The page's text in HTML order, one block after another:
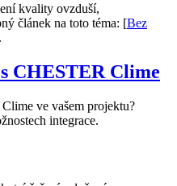
kvality ovzduší,
článek na toto téma: [Bez
CHESTER Clime
ve vašem projektu?
integrace.